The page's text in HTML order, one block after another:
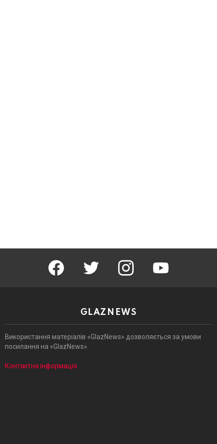
facebook twitter instagram
GLAZNEWS
Використання матеріалів «GlazNews» дозволяється за умови
посилання на «GlazNews».
Контактна інформація